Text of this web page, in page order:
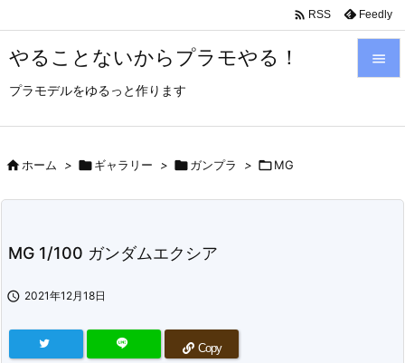
やることないからプラモやる！
プラモデルをゆるっと作ります

 RSS Feedly
ホーム > ギャラリー > ガンプラ > MG
MG 1/100 ガンダムエクシア
 2021年12月18日
Copy